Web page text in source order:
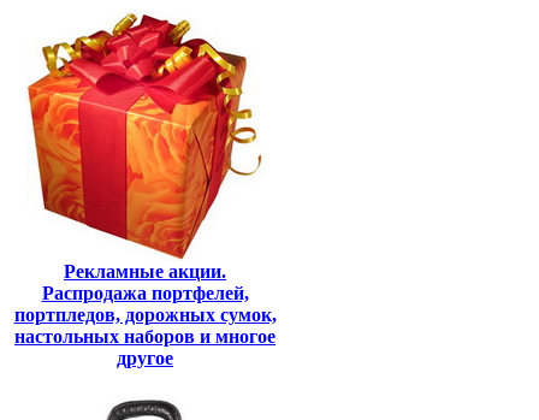
Рекламные акции.
Распродажа портфелей,
портпледов, дорожных сумок,
настольных наборов и многое
другое